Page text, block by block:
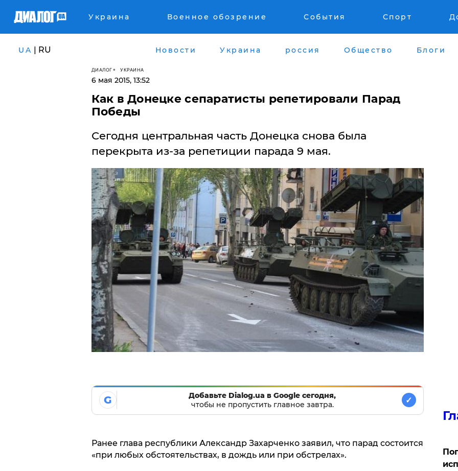
Украина Военное обозрение События Спорт
UA | RU Новости Украина россия Общество Блоги
ДИАЛОГ УКРАИНА
6 мая 2015, 13:52
Как в Донецке сепаратисты репетировали Парад
Победы
Сегодня центральная часть Донецка снова была
перекрыта из-за репетиции парада 9 мая.
G
Добавьте Dialog.ua в Google сегодня,
чтобы не пропустить главное завтра.
✓
Ранее глава республики Александр Захарченко заявил, что парад состоится
«при любых обстоятельствах, в дождь или при обстрелах».